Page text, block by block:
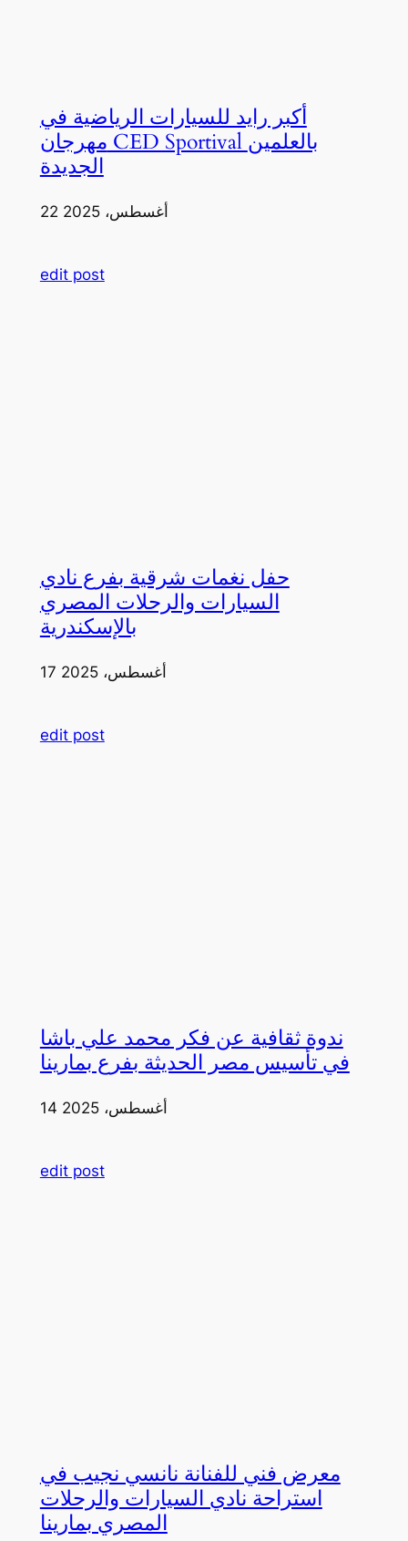
أكبر رايد للسيارات الرياضية في
مهرجان CED Sportival بالعلمين
الجديدة
22 أغسطس، 2025
edit post
حفل نغمات شرقية بفرع نادي
السيارات والرحلات المصري
بالإسكندرية
17 أغسطس، 2025
edit post
ندوة ثقافية عن فكر محمد علي باشا
في تأسيس مصر الحديثة بفرع بمارينا
14 أغسطس، 2025
edit post
معرض فني للفنانة نانسي نجيب في
استراحة نادي السيارات والرحلات
المصري بمارينا